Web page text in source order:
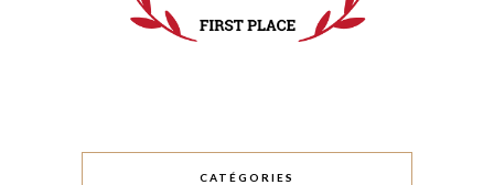
CATÉGORIES